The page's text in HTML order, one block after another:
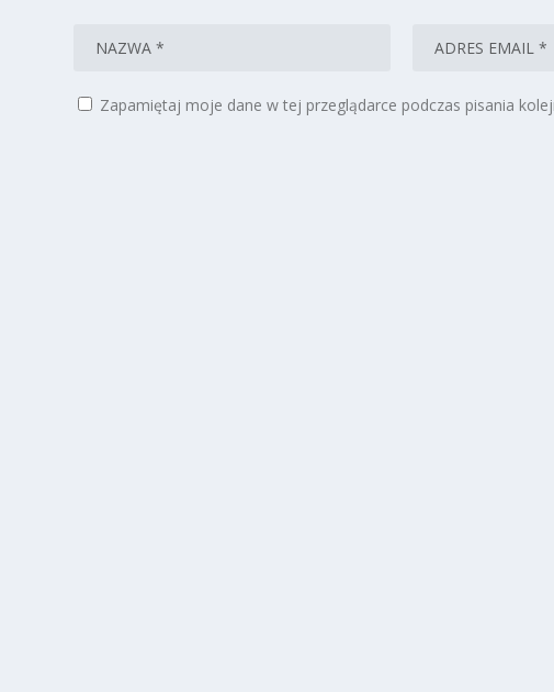
Zapamiętaj moje dane w tej przeglądarce podczas pisania